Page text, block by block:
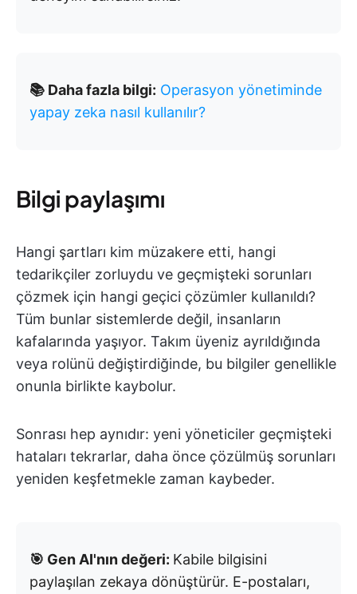
📚 Daha fazla bilgi: Operasyon yönetiminde
yapay zeka nasıl kullanılır?
Bilgi paylaşımı
Hangi şartları kim müzakere etti, hangi
tedarikçiler zorluydu ve geçmişteki sorunları
çözmek için hangi geçici çözümler kullanıldı?
Tüm bunlar sistemlerde değil, insanların
kafalarında yaşıyor. Takım üyeniz ayrıldığında
veya rolünü değiştirdiğinde, bu bilgiler genellikle
onunla birlikte kaybolur.
Sonrası hep aynıdır: yeni yöneticiler geçmişteki
hataları tekrarlar, daha önce çözülmüş sorunları
yeniden keşfetmekle zaman kaybeder.
🎯 Gen AI'nın değeri: Kabile bilgisini
paylaşılan zekaya dönüştürür. E-postaları,